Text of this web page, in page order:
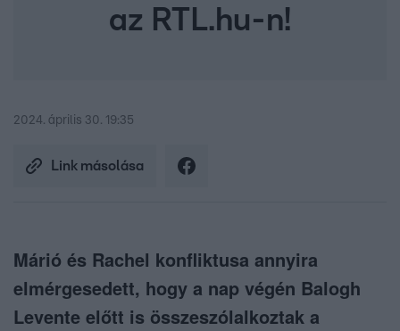
az RTL.hu-n!
2024. április 30. 19:35
Link másolása
Márió és Rachel konfliktusa annyira
elmérgesedett, hogy a nap végén Balogh
Levente előtt is összeszólalkoztak a